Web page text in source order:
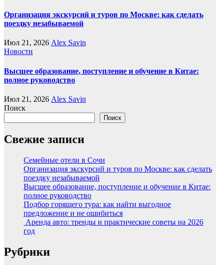
Организация экскурсий и туров по Москве: как сделать
поездку незабываемой
Июл 21, 2026 Alex Savin
Новости
Высшее образование, поступление и обучение в Китае:
полное руководство
Июл 21, 2026 Alex Savin
Поиск
Поиск
Свежие записи
Семейные отели в Сочи
Организация экскурсий и туров по Москве: как сделать
поездку незабываемой
Высшее образование, поступление и обучение в Китае:
полное руководство
Подбор горящего тура: как найти выгодное
предложение и не ошибиться
Аренда авто: тренды и практические советы на 2026
год
Рубрики